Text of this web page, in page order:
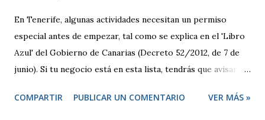
En Tenerife, algunas actividades necesitan un permiso
especial antes de empezar, tal como se explica en el 'Libro
Azul' del Gobierno de Canarias (Decreto 52/2012, de 7 de
junio). Si tu negocio está en esta lista, tendrás que avisar
específica. Por otro lado, hay otras actividades que se
COMPARTIR PUBLICAR UN COMENTARIO VER MÁS »